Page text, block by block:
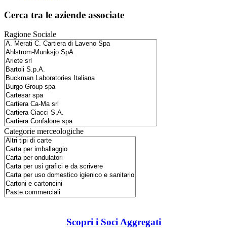
Cerca tra le aziende associate
Ragione Sociale
Categorie merceologiche
Scopri i Soci Aggregati